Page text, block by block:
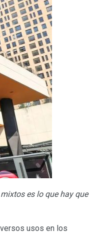
es lo que hay que
usos en los